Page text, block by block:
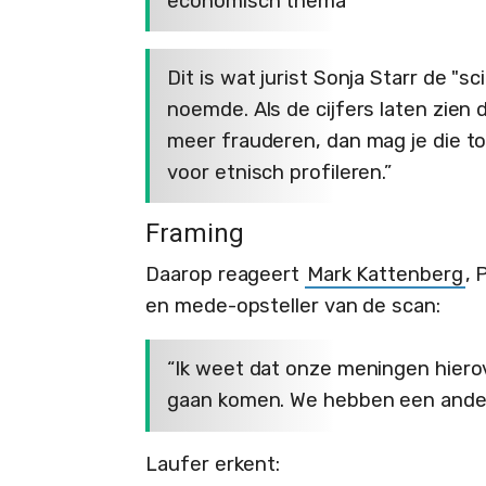
Dit is wat jurist Sonja Starr de
noemde. Als de cijfers laten zien
meer frauderen, dan mag je die
voor etnisch profileren.”
Framing
Daarop reageert Mark Kattenberg,
en mede-opsteller van de scan:
“Ik weet dat onze meningen
gaan komen. We hebben een
Laufer erkent: